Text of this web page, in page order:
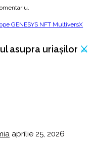
asupra uriașilor ⚔️
aprilie 25, 2026